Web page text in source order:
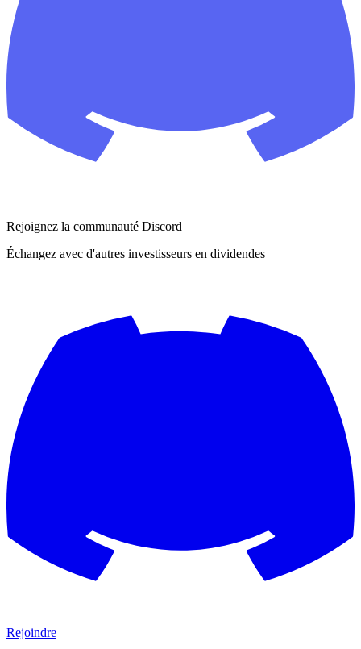
Rejoignez la communauté Discord
Échangez avec d'autres investisseurs en dividendes
Rejoindre